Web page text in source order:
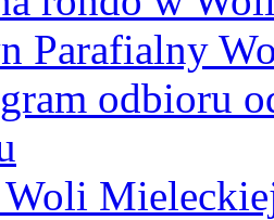
Parafialny
odbioru